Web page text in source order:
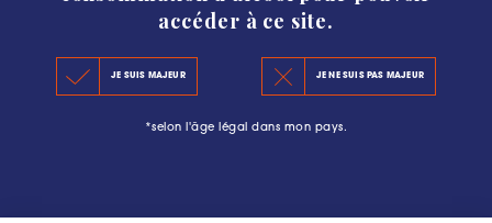
accéder à ce site.
JE SUIS MAJEUR JE NE SUIS PAS MAJEUR
*selon l'âge légal dans mon pays.